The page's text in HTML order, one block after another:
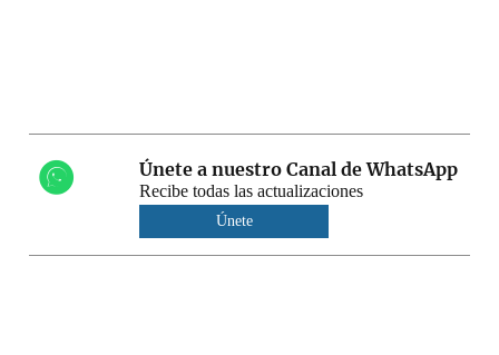
Únete a nuestro Canal de WhatsApp
Recibe todas las actualizaciones
Únete